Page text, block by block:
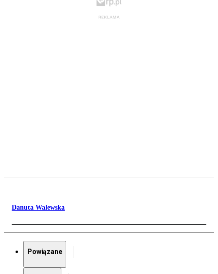
Danuta Walewska
Powiązane